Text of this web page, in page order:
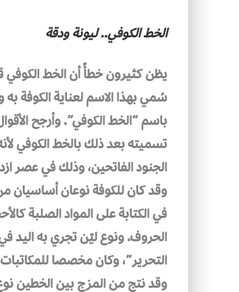
الخط الكوفي.. ليونة ودقة
يظن كثيرون خطأً أن الخط الكوفي
سُمي بهذا الاسم لعناية الكوفة
باسم “الخط الكوفي”. وأرجح
تسميته بعد ذلك بالخط الكوفي
الجنود الفاتحين، وذلك في عصر
وقد كان للكوفة نوعان أساسيان
في الكتابة على المواد الصلبة
الحروف. ونوع ليّن تجري به اليد
التحرير”، وكان مخصصا للمكاتبات
وقد نتج من المزج بين الخطين